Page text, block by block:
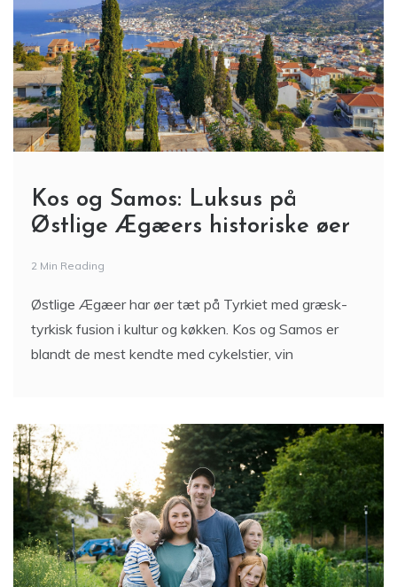
Kos og Samos: Luksus på
Østlige Ægæers historiske øer
2 Min Reading
Østlige Ægæer har øer tæt på Tyrkiet med græsk-
tyrkisk fusion i kultur og køkken. Kos og Samos er
blandt de mest kendte med cykelstier, vin